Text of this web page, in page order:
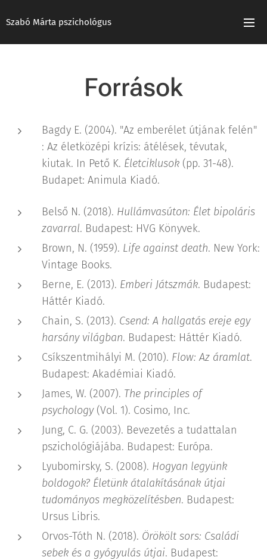
Szabó Márta pszichológus
Források
Bagdy E. (2004). "Az emberélet útjának felén"
: Az életközépi krízis: átélések, tévutak,
kiutak. In Pető K. Életciklusok (pp. 31-48).
Budapet: Animula Kiadó.
Belső N. (2018). Hullámvasúton: Élet bipoláris
zavarral. Budapest: HVG Könyvek.
Brown, N. (1959). Life against death. New York:
Vintage Books.
Berne, E. (2013). Emberi Játszmák. Budapest:
Háttér Kiadó.
Chain, S. (2013). Csend: A hallgatás ereje egy
harsány világban. Budapest: Háttér Kiadó.
Csíkszentmihályi M. (2010). Flow: Az áramlat.
Budapest: Akadémiai Kiadó.
James, W. (2007). The principles of
psychology(Vol. 1). Cosimo, Inc.
Jung, C. G. (2003). Bevezetés a tudattalan
pszichológiájába. Budapest: Európa.
Lyubomirsky, S. (2008). Hogyan legyünk
boldogok? Életünk átalakításának útjai
tudományos megközelítésben. Budapest:
Ursus Libris.
Orvos-Tóth N. (2018). Örökölt sors: Családi
sebek és a gyógyulás útjai. Budapest: